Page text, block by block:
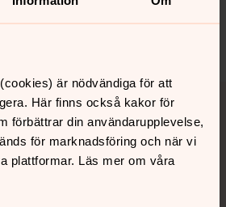
är nödvändiga för att
Här finns också kakor för
förbättrar din användarupplevelse,
för marknadsföring och när vi
plattformar. Läs mer om våra